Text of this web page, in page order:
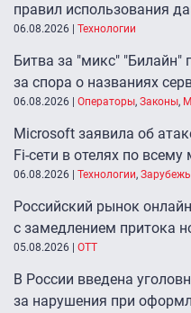
правил использования
06.08.2026 Технологии
Битва за "микс" "Билайн"
за спора о названиях
06.08.2026 Операторы, Законы,
Microsoft заявила об
Fi-сети в отелях по всему
06.08.2026 Технологии,
Российский рынок
с замедлением притока
05.08.2026 ОТТ
В России введена
за нарушения при